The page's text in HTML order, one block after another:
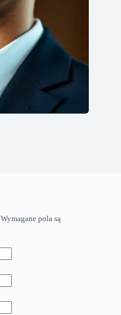
Wymagane pola są